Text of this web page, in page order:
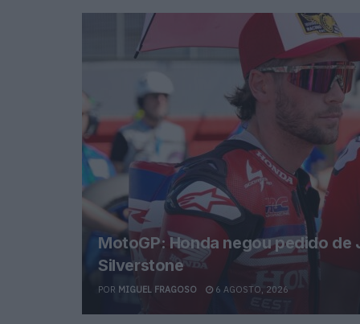
MotoGP: Honda negou pedido
Silverstone
POR MIGUEL FRAGOSO 6 AGOSTO, 2026